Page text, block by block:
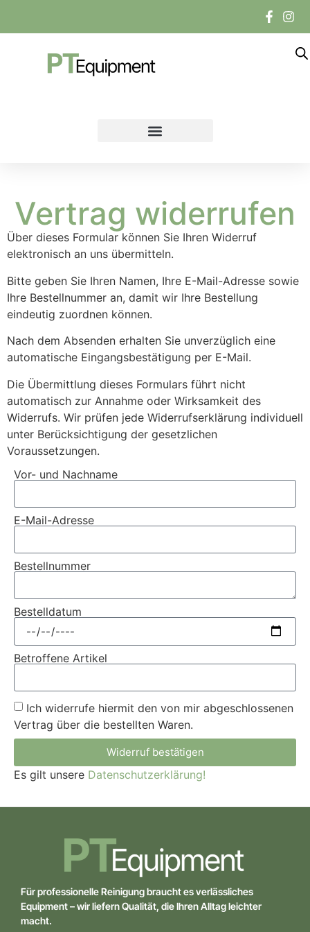
Vertrag widerrufen
Über dieses Formular können Sie Ihren Widerruf
elektronisch an uns übermitteln.
Bitte geben Sie Ihren Namen, Ihre E-Mail-Adresse sowie
Ihre Bestellnummer an, damit wir Ihre Bestellung
eindeutig zuordnen können.
Nach dem Absenden erhalten Sie unverzüglich eine
automatische Eingangsbestätigung per E-Mail.
Die Übermittlung dieses Formulars führt nicht
automatisch zur Annahme oder Wirksamkeit des
Widerrufs. Wir prüfen jede Widerrufserklärung individuell
unter Berücksichtigung der gesetzlichen
Voraussetzungen.
Vor- und Nachname
E-Mail-Adresse
Bestellnummer
Bestelldatum
Betroffene Artikel
Ich widerrufe hiermit den von mir abgeschlossenen
Vertrag über die bestellten Waren.
Widerruf bestätigen
Es gilt unsere Datenschutzerklärung!
Für professionelle Reinigung braucht es verlässliches
Equipment – wir liefern Qualität, die Ihren Alltag leichter
macht.